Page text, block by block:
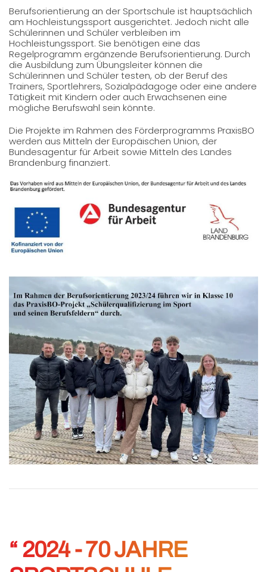
Berufsorientierung an der Sportschule ist hauptsächlich
am Hochleistungssport ausgerichtet. Jedoch nicht alle
Schülerinnen und Schüler verbleiben im
Hochleistungssport. Sie benötigen eine das
Regelprogramm ergänzende Berufsorientierung. Durch
die Ausbildung zum Übungsleiter können die
Schülerinnen und Schüler testen, ob der Beruf des
Trainers, Sportlehrers, Sozialpädagoge oder eine andere
Tätigkeit mit Kindern oder auch Erwachsenen eine
mögliche Berufswahl sein könnte.
Die Projekte im Rahmen des Förderprogramms PraxisBO
werden aus Mitteln der Europäischen Union, der
Bundesagentur für Arbeit sowie Mitteln des Landes
Brandenburg finanziert.
“ 2024 - 70 JAHRE